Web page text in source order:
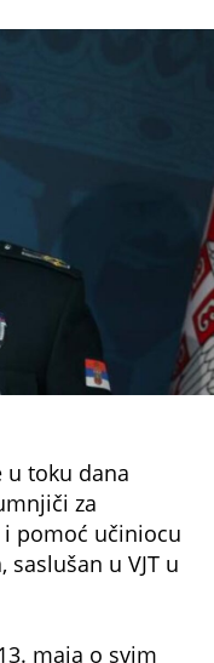
u toku dana
za
pomoć učiniocu
u VJT u
maja o svim